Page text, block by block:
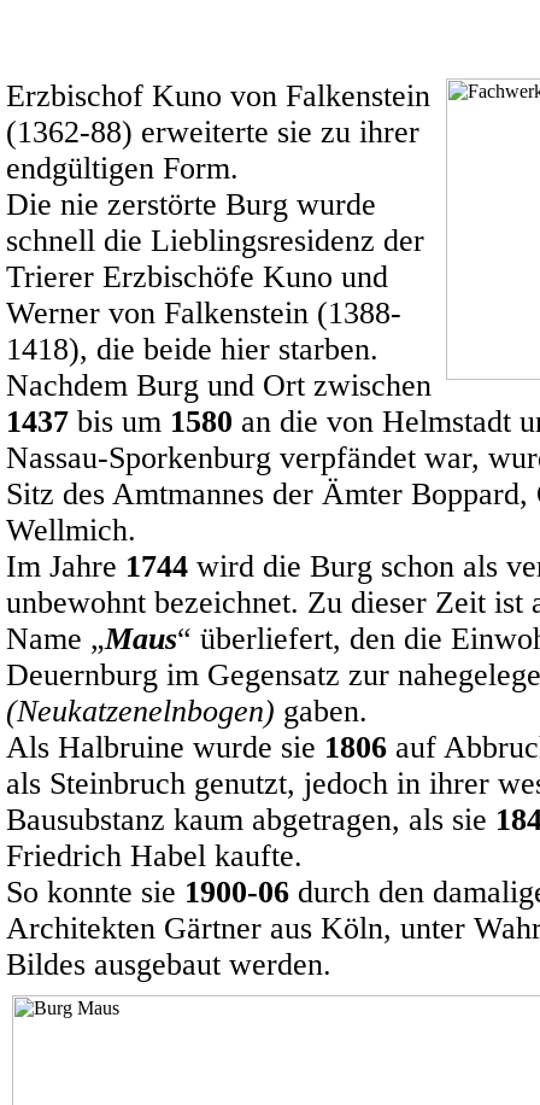
Erzbischof Kuno von Falkenstein
(1362-88) erweiterte sie zu ihrer
endgültigen Form.
Die nie zerstörte Burg wurde
schnell die Lieblingsresidenz der
Trierer Erzbischöfe Kuno und
Werner von Falkenstein (1388-
1418), die beide hier starben.
Nachdem Burg und Ort zwischen
1437 bis um 1580 an die von Helmstadt
Nassau-Sporkenburg verpfändet war,
Sitz des Amtmannes der Ämter Boppard,
Wellmich.
Im Jahre 1744 wird die Burg schon als
unbewohnt bezeichnet. Zu dieser Zeit ist
Name „Maus“ überliefert, den die
Deuernburg im Gegensatz zur
(Neukatzenelnbogen) gaben.
Als Halbruine wurde sie 1806 auf
als Steinbruch genutzt, jedoch in ihrer
Bausubstanz kaum abgetragen, als sie
Friedrich Habel kaufte.
So konnte sie 1900-06 durch den
Architekten Gärtner aus Köln, unter
Bildes ausgebaut werden.